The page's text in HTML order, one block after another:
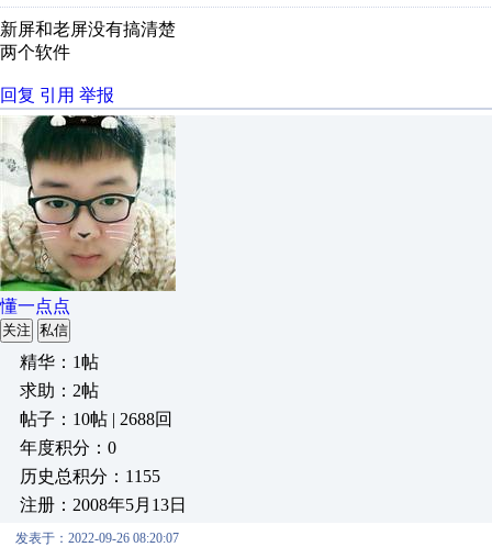
新屏和老屏没有搞清楚
两个软件
回复 引用 举报
懂一点点
关注 私信
精华：1帖
求助：2帖
帖子：10帖 | 2688回
年度积分：0
历史总积分：1155
注册：2008年5月13日
发表于：2022-09-26 08:20:07